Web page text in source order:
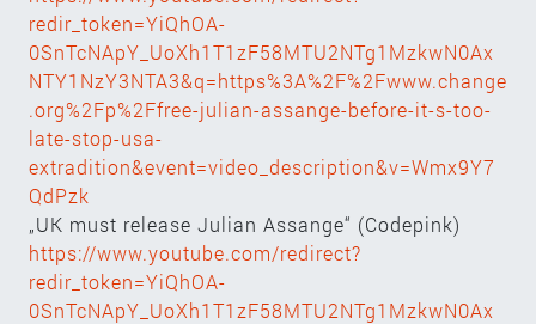
redir_token=YiQhOA-
0SnTcNApY_UoXh1T1zF58MTU2NTg1MzkwN0Ax
NTY1NzY3NTA3&q=https%3A%2F%2Fwww.change
.org%2Fp%2Ffree-julian-assange-before-it-s-too-
late-stop-usa-
extradition&event=video_description&v=Wmx9Y7
QdPzk
„UK must release Julian Assange“ (Codepink)
https://www.youtube.com/redirect?
redir_token=YiQhOA-
0SnTcNApY_UoXh1T1zF58MTU2NTg1MzkwN0Ax